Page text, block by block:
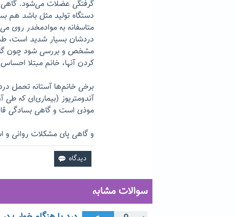
گرفتگی عضلات می‌شود.
دستگاه تولید مثل باشد هم
متاسفانه به موادمخدر روی
دردشان بسیار شدید است،
مشخص و بررسی شود چون
کردن آنها، خانم مبتلا
برخی خانم‌ها آستانه تحمل
آندومتریوز (بیماری‌ای که
موذی است و گاهی بسادگی
و گاهی پای مشکلات روانی
سوالات مشابه